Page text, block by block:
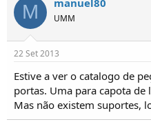
M UMM
22 Set 2013
Estive a ver o catalogo de
portas. Uma para capota
Mas não existem suportes,